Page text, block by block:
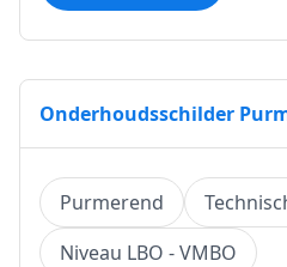
Onderhoudsschilder
Purmerend
Niveau LBO - VMBO